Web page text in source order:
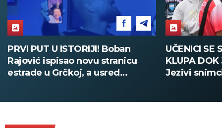
PRVI PUT U ISTORIJI! Boban
Rajović ispisao novu stranicu
estrade u Grčkoj, a usred
UČENICI SE
KLUPA DOK
Jezivi